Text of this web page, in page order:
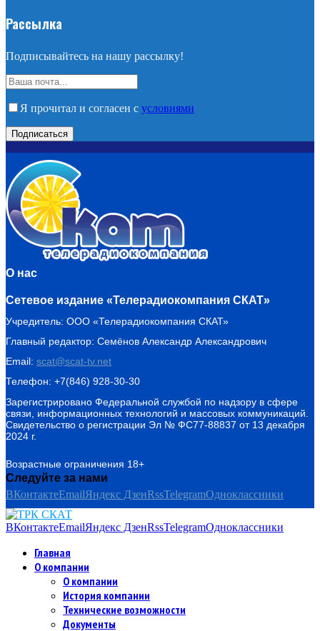
Рассылка
Подписывайтесь на нашу рассылку!
Я прочитал и согласен с условиями
О нас
Сетевое издание «Телерадиокомпания СКАТ»
Учредитель: ООО «Телерадиокомпания СКАТ»
Главный редактор: Семёнов Александр Александрович
Email: scat@scat-tv.net
Телефон: +7(846) 928-30-30
Зарегистрировано Федеральной службой по надзору в сфере
связи, информационных технологий и массовых коммуникаций.
Свидетельство о регистрации Эл № ФС77-88837 от 13 декабря
2024 г.
Возрастные ограничения 18+
Следуйте за нами
ВКонтактеEmailЯндекс ДзенRssTelegramОдноклассники
ВКонтактеEmailЯндекс ДзенRssTelegramОдноклассники
Главная
О компании
О компании
История компании
Технические возможности
Документы